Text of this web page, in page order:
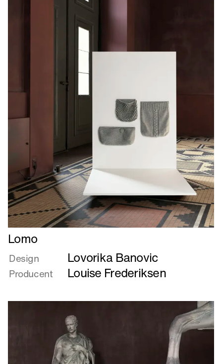
Læs
mere
om
Lomo
Lomo
Design Lovorika Banovic
Producent Louise Frederiksen